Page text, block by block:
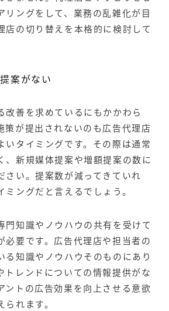
リングをして、業務の乱雑化が目
店の切り替えを本格的に検討して
案がない
改善を求めているにもかかわら
策が提出されないのも広告代理店
いタイミングです。その際は通常
、新規媒体提案や増額提案の数に
さい。提案数が減ってきていれ
ングだと言えるでしょう。
門知識やノウハウの共有を受けて
必要です。広告代理店や担当者の
る知識やノウハウそのものにあり
トレンドについての情報提供がな
ントの広告効果を向上させる意欲
れます。